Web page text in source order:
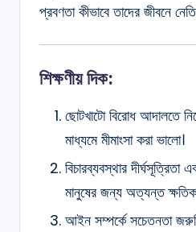
প্রবণতা কীভাবে তাদের জীবনে
শিক্ষণীয় দিক:
ছোটখাটো বিরোধ আদালতে
মাধ্যমে মীমাংসা করা ভালো।
বিচারব্যবস্থার দীর্ঘসূত্রিতা
মানুষের জন্য অত্যন্ত
আইন সম্পর্কে সচেতনতা